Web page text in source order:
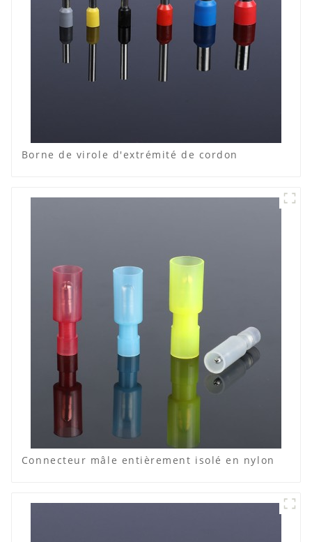
Borne de virole d'extrémité de cordon
Connecteur mâle entièrement isolé en nylon